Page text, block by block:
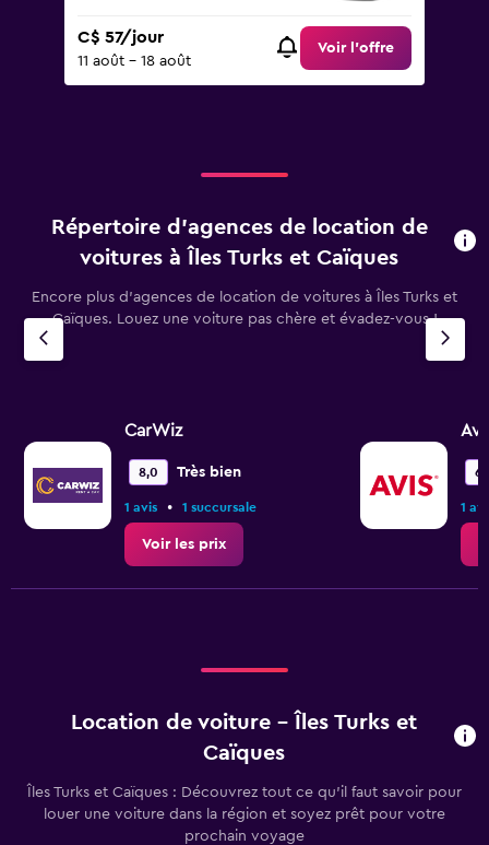
C$ 57/jour
11 août - 18 août
Voir l’offre
Répertoire d’agences de location de
voitures à Îles Turks et Caïques
Encore plus d’agences de location de voitures à Îles Turks et
Caïques. Louez une voiture pas chère et évadez-vous !
CarWiz
8,0 Très bien
1 avis • 1 succursale
Voir les prix
1
Location de voiture - Îles Turks et
Caïques
Îles Turks et Caïques : Découvrez tout ce qu’il faut savoir pour
louer une voiture dans la région et soyez prêt pour votre
prochain voyage